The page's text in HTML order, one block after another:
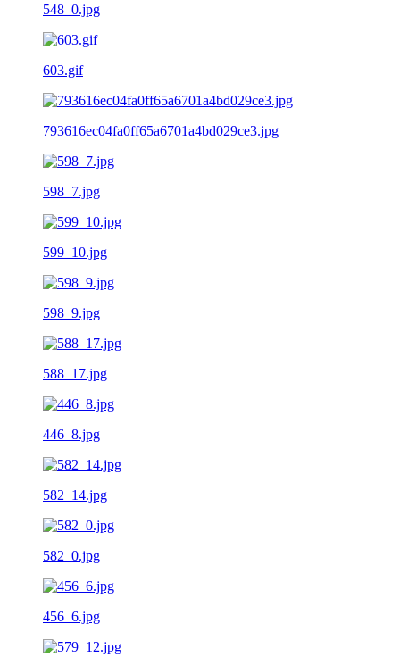
548_0.jpg
603.gif
793616ec04fa0ff65a6701a4bd029ce3.jpg
598_7.jpg
599_10.jpg
598_9.jpg
588_17.jpg
446_8.jpg
582_14.jpg
582_0.jpg
456_6.jpg